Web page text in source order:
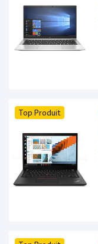
Top Produit